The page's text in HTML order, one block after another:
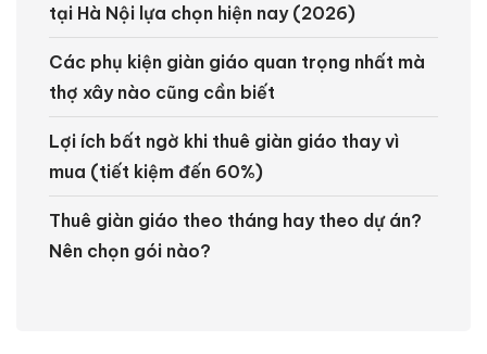
tại Hà Nội lựa chọn hiện nay (2026)
Các phụ kiện giàn giáo quan trọng nhất mà
thợ xây nào cũng cần biết
Lợi ích bất ngờ khi thuê giàn giáo thay vì
mua (tiết kiệm đến 60%)
Thuê giàn giáo theo tháng hay theo dự án?
Nên chọn gói nào?